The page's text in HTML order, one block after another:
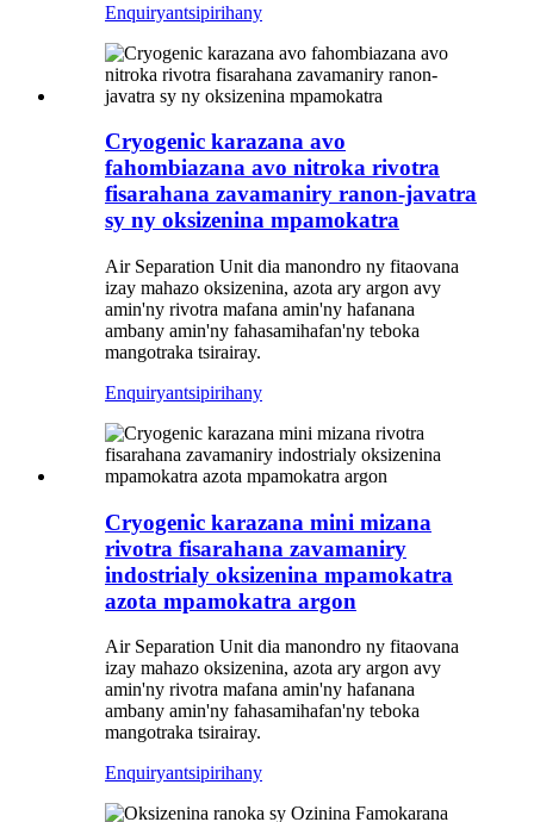
Enquiryantsipirihany
Cryogenic karazana avo
fahombiazana avo nitroka rivotra
fisarahana zavamaniry ranon-javatra
sy ny oksizenina mpamokatra
Air Separation Unit dia manondro ny fitaovana
izay mahazo oksizenina, azota ary argon avy
amin'ny rivotra mafana amin'ny hafanana
ambany amin'ny fahasamihafan'ny teboka
mangotraka tsirairay.
Enquiryantsipirihany
Cryogenic karazana mini mizana
rivotra fisarahana zavamaniry
indostrialy oksizenina mpamokatra
azota mpamokatra argon
Air Separation Unit dia manondro ny fitaovana
izay mahazo oksizenina, azota ary argon avy
amin'ny rivotra mafana amin'ny hafanana
ambany amin'ny fahasamihafan'ny teboka
mangotraka tsirairay.
Enquiryantsipirihany